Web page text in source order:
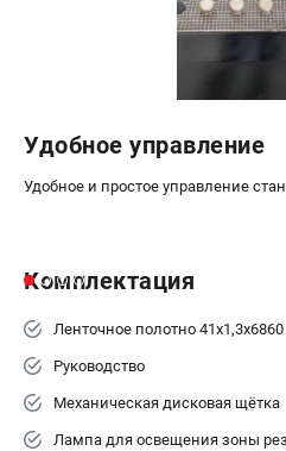
Удобное управление
Удобное и простое управление
Комплектация
Ленточное полотно
Руководство
Механическая дисковая щётка
Лампа для освещения зоны